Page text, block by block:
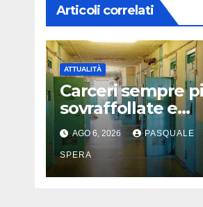
Articoli correlati
ATTUALITÀ
Carceri sempre
sovraffollate e
problematiche
AGO 6, 2026 PASQUALE
SPERA